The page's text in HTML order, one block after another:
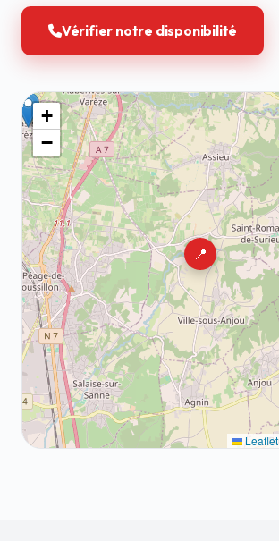
Vérifier notre disponibilité
📍
+
−
Leaflet